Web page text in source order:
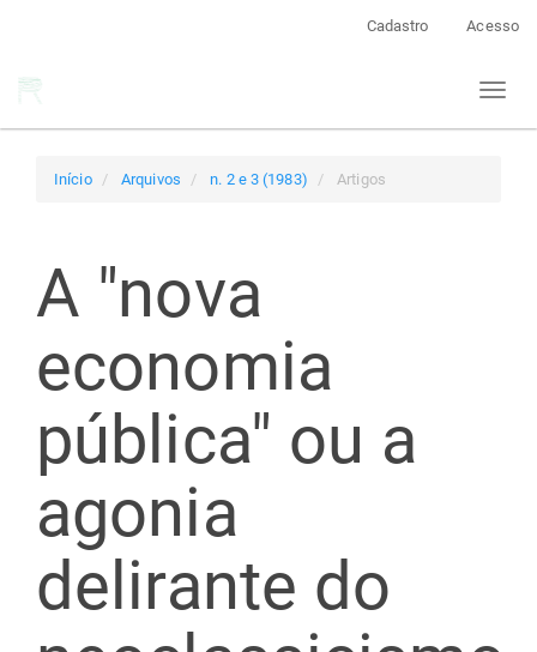
Cadastro Acesso
Toggle
Início Arquivos n. 2 e 3 (1983) Artigos
A "nova
economia
pública" ou a
agonia
delirante do